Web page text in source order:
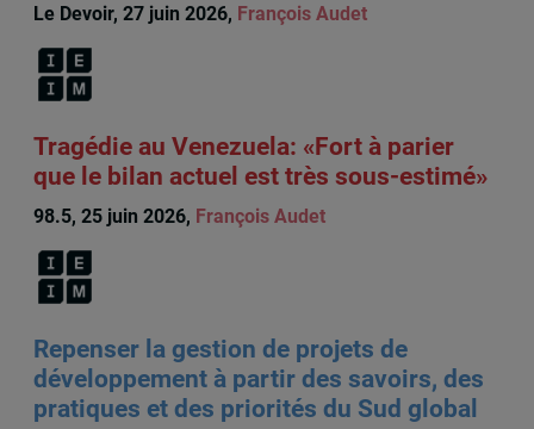
Le Devoir, 27 juin 2026, François Audet
Tragédie au Venezuela: «Fort à parier
que le bilan actuel est très sous-estimé»
98.5, 25 juin 2026, François Audet
Repenser la gestion de projets de
développement à partir des savoirs, des
pratiques et des priorités du Sud global